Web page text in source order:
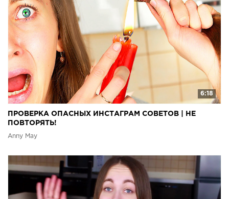
6:18
ПРОВЕРКА ОПАСНЫХ ИНСТАГРАМ СОВЕТОВ | НЕ
ПОВТОРЯТЬ!
Anny May